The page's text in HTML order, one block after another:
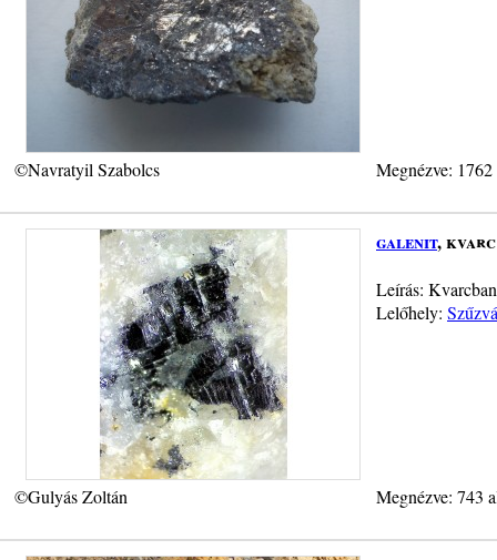
©Navratyil Szabolcs Megnézve:
galenit, kvarc
Leírás:
Lelőhely:
©Gulyás Zoltán Megnézve: 743